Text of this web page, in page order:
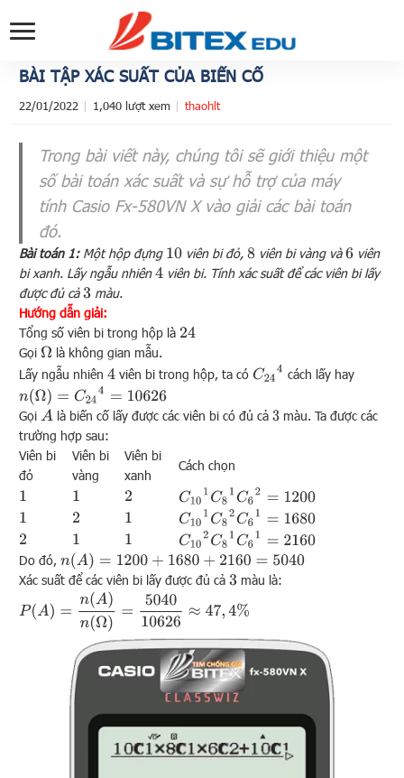
BÀI TẬP XÁC SUẤT CỦA BIẾN CỐ
22/01/2022 1,040 lượt xem thaohlt
Trong bài viết này, chúng tôi sẽ giới thiệu một
số bài toán xác suất và sự hỗ trợ của máy
tính Casio Fx-580VN X vào giải các bài toán
đó.
Bài toán 1: Một hộp đựng 10viên bi đỏ, 8viên bi vàng và6viên
bi xanh. Lấy ngẫu nhiên4 viên bi. Tính xác suất để các viên bi lấy
được đủ cả3 màu.
Hướng dẫn giải:
Tổng số viên bi trong hộp là 24
Gọi Ω là không gian mẫu.
Lấy ngẫu nhiên4 viên bi trong hộp, ta có C244 cách lấy hay
n(Ω)= C244= 10626
Gọi A là biến cố lấy được các viên bi có đủ cả 3 màu. Ta được các
trường hợp sau:
Viên bi
đỏ
Viên bi
vàng
Viên bi
xanh
Cách chọn
1 1 2 C101C81 C62=1200
1
2 1 C101C82C61= 1680
2
1 1 C102C81 C61= 2160
Do đó,n(A)=1200 +1680+2160=5040
Xác suất để các viên bi lấy được đủ cả3 màu là:
n(Ω )=5040 10626≈